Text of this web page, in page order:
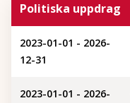
Politiska uppdrag
2023-01-01 - 2026-
12-31
2023-01-01 - 2026-